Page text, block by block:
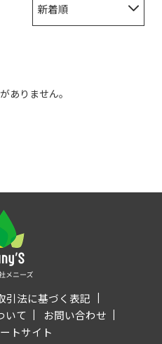
新着順
ありません。
引法に基づく表記
いて
お問い合わせ
トサイト